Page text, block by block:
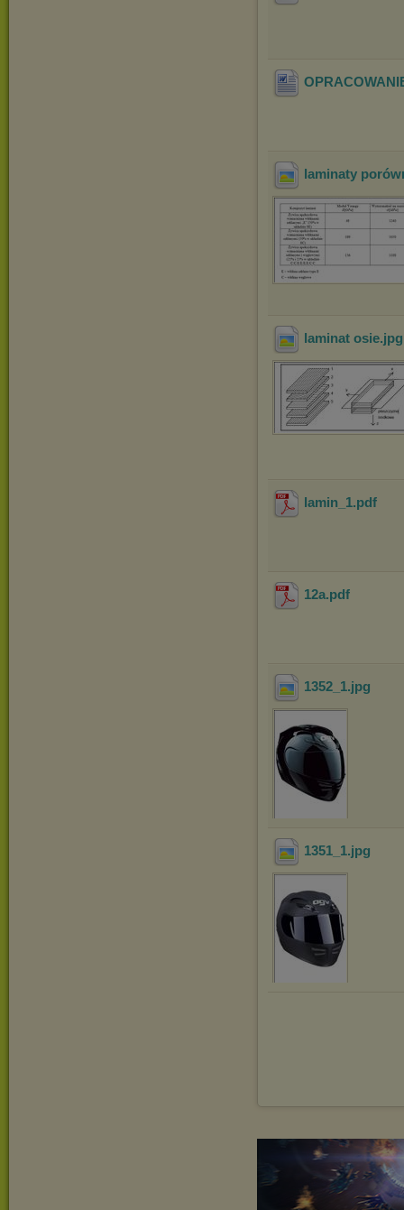
laminaty
laminat osie
lamin_1.pdf
12a.pdf
1352_1.jpg
1351_1.jpg